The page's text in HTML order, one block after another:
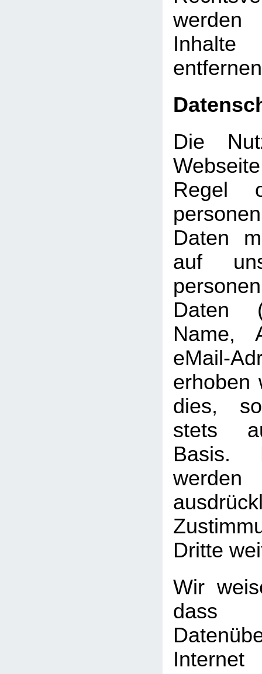
werden
Die
Regel
Daten
auf
Daten
Name,
eMail-
erhoben
dies,
stets
Basis.
Dritte
Wir